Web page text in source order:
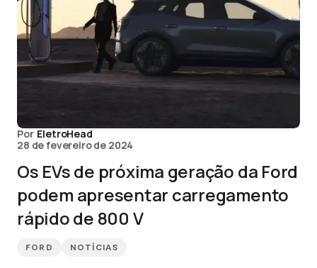
Por EletroHead
28 de fevereiro de 2024
Os EVs de próxima geração da Ford
podem apresentar carregamento
rápido de 800 V
FORD NOTÍCIAS